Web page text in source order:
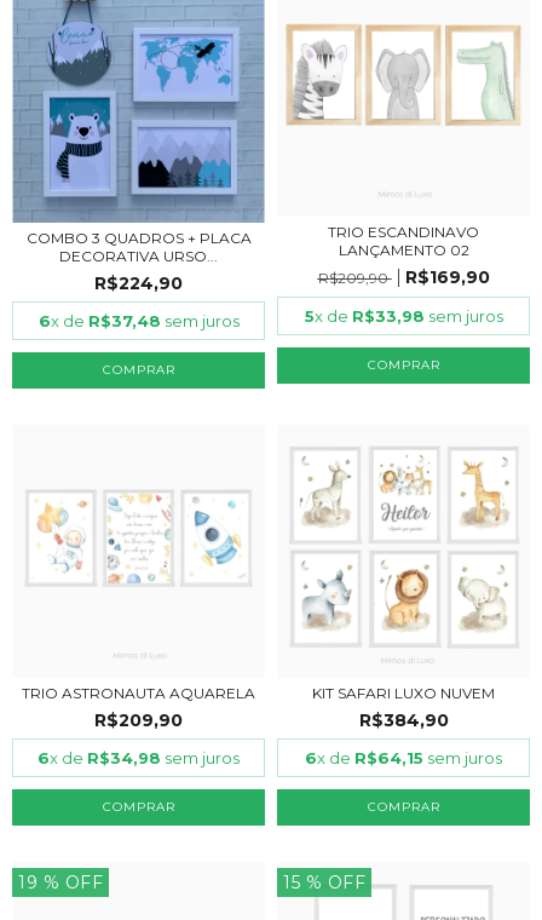
COMBO 3 QUADROS + PLACA
DECORATIVA URSO...
R$224,90
6x de R$37,48 sem juros
COMPRAR
TRIO ESCANDINAVO
LANÇAMENTO 02
R$209,90
R$169,90
5x de R$33,98 sem juros
COMPRAR
TRIO ASTRONAUTA AQUARELA
R$209,90
6x de R$34,98 sem juros
COMPRAR
KIT SAFARI LUXO NUVEM
R$384,90
6x de R$64,15 sem juros
COMPRAR
19 % OFF 15 % OFF